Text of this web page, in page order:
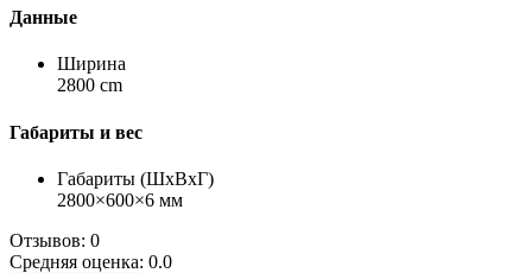
Данные
Ширина
2800 cm
Габариты и вес
Габариты (ШхВхГ)
2800×600×6 мм
Отзывов: 0
Средняя оценка: 0.0